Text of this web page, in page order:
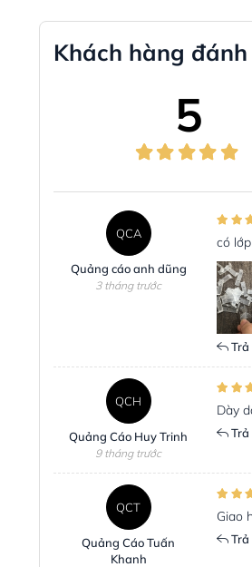
Khách hàng
5
QCA
Quảng cáo anh dũng
3 tháng trước
có
Trả
QCH
Quảng Cáo Huy Trinh
9 tháng trước
Dày
Trả
QCT
Quảng Cáo Tuấn
Khanh
Giao
Trả